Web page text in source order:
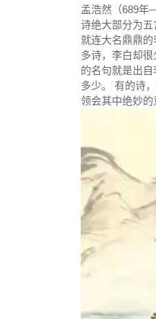
孟浩然（689年
诗绝大部分为五
就连大名鼎鼎
多诗，李白却
的名句就是出
多少。 有的诗
领会其中绝妙的